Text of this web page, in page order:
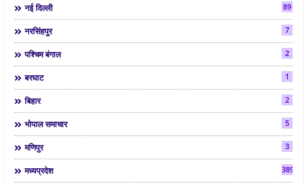
नई दिल्ली 89
नरसिंहपुर 7
पश्चिम बंगाल 2
बरघाट 1
बिहार 2
भोपाल समाचार 5
मणिपुर 3
मध्यप्रदेश 3892